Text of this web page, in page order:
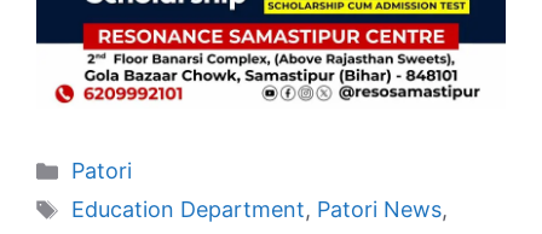
Categories
Patori
Tags
Education Department, Patori News,